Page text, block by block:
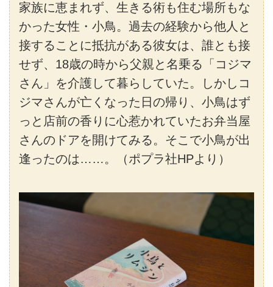
家族に恵まれず、生きる術も住む場所もな
かった女性・小鳥。過去の経験から他人と
接することに抵抗がある彼女は、誰とも接
せず、18歳の時から父親と名乗る「コジマ
さん」を介護して暮らしていた。しかしコ
ジマさんが亡くなった日の帰り、小鳥はず
っと店前の香りに心惹かれていたお弁当屋
さんのドアを開けてみる。そこで小鳥が出
逢ったのは……。（ポプラ社HPより）